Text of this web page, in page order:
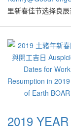
里新春佳节选择良
人升官又发财！ 一
日与吉时，供大家
忌用）最佳开工时
正月初七（一）（
1pm-3pm 未时 12-
时段： 1pm-3pm
佳开工时段： 1pm-
2019